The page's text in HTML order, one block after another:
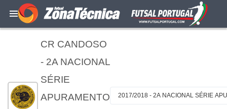
CR CANDOSO
- 2A NACIONAL
SÉRIE
APURAMENTO
2017/2018 - 2A NACIONAL SÉRIE